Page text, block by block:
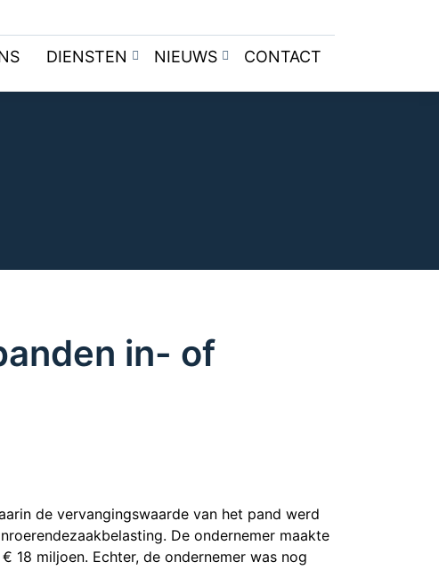
DIENSTEN NIEUWS CONTACT
in- of
de vervangingswaarde van het pand werd
De ondernemer maakte
18 miljoen. Echter, de ondernemer was nog